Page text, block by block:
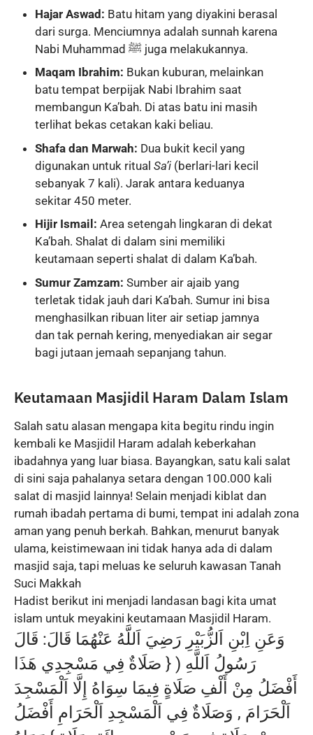
Hajar Aswad: Batu hitam yang diyakini berasal
dari surga. Menciumnya adalah sunnah karena
Nabi Muhammad ﷺ juga melakukannya.
Maqam Ibrahim: Bukan kuburan, melainkan
batu tempat berpijak Nabi Ibrahim saat
membangun Ka’bah. Di atas batu ini masih
terlihat bekas cetakan kaki beliau.
Shafa dan Marwah: Dua bukit kecil yang
digunakan untuk ritual Sa’i (berlari-lari kecil
sebanyak 7 kali). Jarak antara keduanya
sekitar 450 meter.
Hijir Ismail: Area setengah lingkaran di dekat
Ka’bah. Shalat di dalam sini memiliki
keutamaan seperti shalat di dalam Ka’bah.
Sumur Zamzam: Sumber air ajaib yang
terletak tidak jauh dari Ka’bah. Sumur ini bisa
menghasilkan ribuan liter air setiap jamnya
dan tak pernah kering, menyediakan air segar
bagi jutaan jemaah sepanjang tahun.
Keutamaan Masjidil Haram Dalam Islam
Salah satu alasan mengapa kita begitu rindu ingin
kembali ke Masjidil Haram adalah keberkahan
ibadahnya yang luar biasa. Bayangkan, satu kali salat
di sini saja pahalanya setara dengan 100.000 kali
salat di masjid lainnya! Selain menjadi kiblat dan
rumah ibadah pertama di bumi, tempat ini adalah zona
aman yang penuh berkah. Bahkan, menurut banyak
ulama, keistimewaan ini tidak hanya ada di dalam
masjid saja, tapi meluas ke seluruh kawasan Tanah
Suci Makkah
Hadist berikut ini menjadi landasan bagi kita umat
islam untuk meyakini keutamaan Masjidil Haram.
وَعَنِ اِبْنِ اَلزُّبَيْرِ رَضِيَ اَللَّهُ عَنْهُمَا قَالَ: قَالَ
رَسُولُ اَللَّهِ ( { صَلَاةٌ فِي مَسْجِدِي هَذَا
أَفْضَلُ مِنْ أَلْفِ صَلَاةٍ فِيمَا سِوَاهُ إِلَّا اَلْمَسْجِدَ
اَلْحَرَامَ , وَصَلَاةٌ فِي اَلْمَسْجِدِ اَلْحَرَامِ أَفْضَلُ